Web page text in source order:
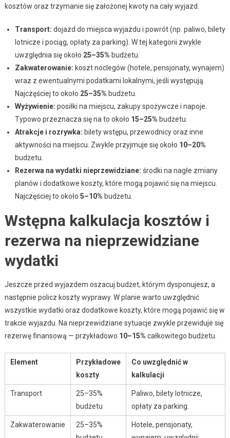
kosztów oraz trzymanie się założonej kwoty na cały wyjazd.
Transport: dojazd do miejsca wyjazdu i powrót (np. paliwo, bilety
lotnicze i pociąg, opłaty za parking). W tej kategorii zwykle
uwzględnia się około 25–35% budżetu.
Zakwaterowanie: koszt noclegów (hotele, pensjonaty, wynajem)
wraz z ewentualnymi podatkami lokalnymi, jeśli występują.
Najczęściej to około 25–35% budżetu.
Wyżywienie: posiłki na miejscu, zakupy spożywcze i napoje.
Typowo przeznacza się na to około 15–25% budżetu.
Atrakcje i rozrywka: bilety wstępu, przewodnicy oraz inne
aktywności na miejscu. Zwykle przyjmuje się około 10–20%
budżetu.
Rezerwa na wydatki nieprzewidziane: środki na nagłe zmiany
planów i dodatkowe koszty, które mogą pojawić się na miejscu.
Najczęściej to około 5–10% budżetu.
Wstępna kalkulacja kosztów i
rezerwa na nieprzewidziane
wydatki
Jeszcze przed wyjazdem oszacuj budżet, którym dysponujesz, a
następnie policz koszty wyprawy. W planie warto uwzględnić
wszystkie wydatki oraz dodatkowe koszty, które mogą pojawić się w
trakcie wyjazdu. Na nieprzewidziane sytuacje zwykle przewiduje się
rezerwę finansową — przykładowo 10–15% całkowitego budżetu.
Element
Przykładowe
koszty
Co uwzględnić w
kalkulacji
Transport
25–35%
budżetu
Paliwo, bilety lotnicze,
opłaty za parking.
Zakwaterowanie
25–35%
Hotele, pensjonaty,